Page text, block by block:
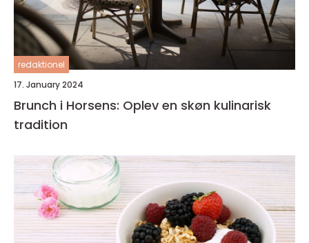
redaktionel
17. January 2024
Brunch i Horsens: Oplev en skøn kulinarisk
tradition